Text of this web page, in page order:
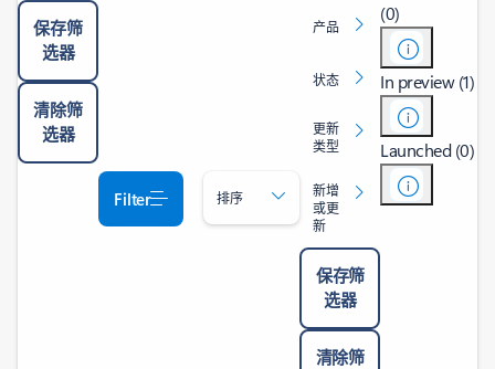
保存筛
选器
清除筛
选器
Filter 排序
产品
状态
更新
类型
新增
或更
新
保存筛
选器
清除筛
(0)
In preview (1)
Launched (0)